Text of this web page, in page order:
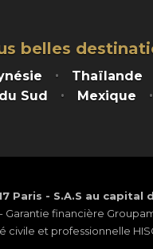
belles
Thaïlande
Sud
Mexique
- S.A.S au capital
financière
civile et professionnelle